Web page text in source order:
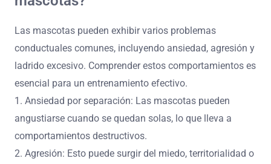
Las mascotas pueden exhibir varios problemas
conductuales comunes, incluyendo ansiedad, agresión y
ladrido excesivo. Comprender estos comportamientos es
esencial para un entrenamiento efectivo.
1. Ansiedad por separación: Las mascotas pueden
angustiarse cuando se quedan solas, lo que lleva a
comportamientos destructivos.
2. Agresión: Esto puede surgir del miedo, territorialidad o